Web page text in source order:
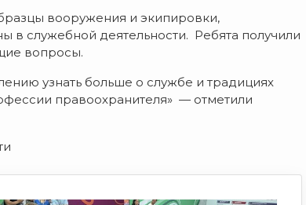
вооружения и экипировки,
служебной деятельности. Ребята получили
вопросы.
узнать больше о службе и традициях
правоохранителя» — отметили